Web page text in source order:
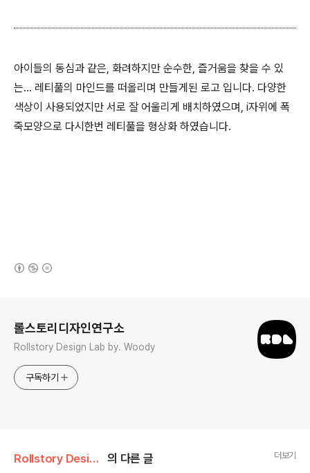
아이들의 동심과 같은, 화려하지만 순수한, 즐거움을 찾을 수 있
는... 레티풀의 마인드를 떠올리며 만들게된 로고 입니다. 다양한
색상이 사용되었지만 서로 잘 어울리게 배치하였으며, i자위에 폭
죽모양으로 다시한번 레티풀을 형상화 하였습니다.
롤스토리디자인연구소
Rollstory Design Lab by. Woody
구독하기
Rollstory Design/7月 - July 의 다른 글 더보기